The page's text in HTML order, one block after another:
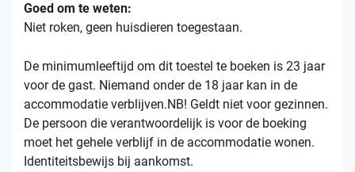
Goed om te weten:
Niet roken, geen huisdieren toegestaan.
De minimumleeftijd om dit toestel te boeken is 23 jaar
voor de gast. Niemand onder de 18 jaar kan in de
accommodatie verblijven.NB! Geldt niet voor gezinnen.
De persoon die verantwoordelijk is voor de boeking
moet het gehele verblijf in de accommodatie wonen.
Identiteitsbewijs bij aankomst.